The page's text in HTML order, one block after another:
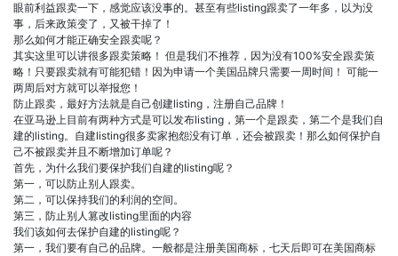
眼前利益跟卖一下，感觉应该没事的。甚至有些listing跟卖了一年多，以为没
事，后来政策变了，又被干掉了！
那么如何才能正确安全跟卖呢？
其实这里可以讲很多跟卖策略！ 但是我们不推荐，因为没有100%安全跟卖策
略！只要跟卖就有可能犯错！因为申请一个美国品牌只需要一周时间！ 可能一
两周后对方就可以举报您！
防止跟卖，最好方法就是自己创建listing，注册自己品牌！
在亚马逊上目前有两种方式是可以发布listing，第一个是跟卖，第二个是我们自
建的listing。自建listing很多卖家抱怨没有订单，还会被跟卖！那么如何保护自
己不被跟卖并且不断增加订单呢？
首先，为什么我们要保护我们自建的listing呢？
第一，可以防止别人跟卖。
第二，可以保持我们的利润的空间。
第三，防止别人篡改listing里面的内容
我们该如何去保护自建的listing呢？
第一，我们要有自己的品牌。一般都是注册美国商标，七天后即可在美国商标